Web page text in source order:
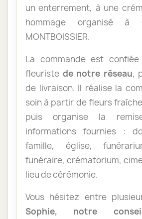
un enterrement, à une
hommage organisé à
MONTBOISSIER.
La commande est
fleuriste de notre réseau,
de livraison. Il réalise la
soin à partir de fleurs
puis organise la
informations fournies :
famille, église,
funéraire, crématorium,
lieu de cérémonie.
Vous hésitez entre
Sophie, notre